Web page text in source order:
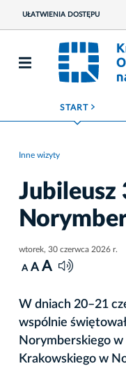
UŁATWIENIA DOSTĘPU
START ROZWIŃ MENU
Inne wizyty
Jubileusz
wtorek, 30 czerwca 2026 r.
A A A
W dniach 20–21
wspólnie
Norymberskiego
Krakowskiego w